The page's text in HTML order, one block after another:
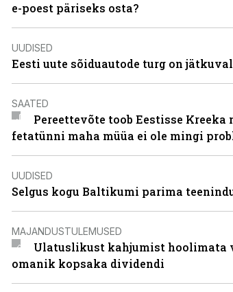
e-poest päriseks osta?
UUDISED
Eesti uute sõiduautode turg on
SAATED
Pereettevõte toob Eestisse Kreeka
fetatünni maha müüa ei ole mingi
UUDISED
Selgus kogu Baltikumi parima
MAJANDUSTULEMUSED
Ulatuslikust kahjumist hoolimata
omanik kopsaka dividendi